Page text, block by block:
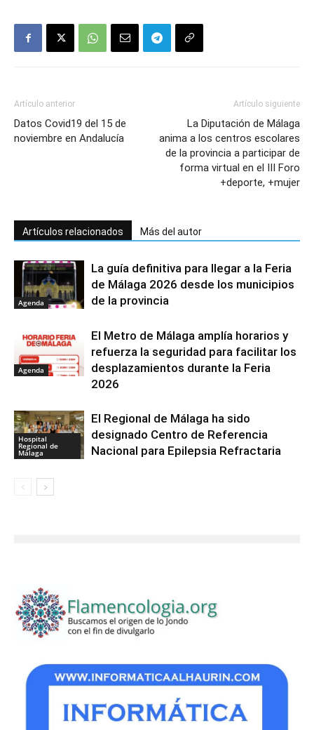
Artículo anterior
Datos Covid19 del 15 de
noviembre en Andalucía
Artículo siguiente
La Diputación de Málaga
anima a los centros escolares
de la provincia a participar de
forma virtual en el III Foro
+deporte, +mujer
Artículos relacionados Más del autor
Agenda
La guía definitiva para llegar a la Feria
de Málaga 2026 desde los municipios
de la provincia
Agenda
El Metro de Málaga amplía horarios y
refuerza la seguridad para facilitar los
desplazamientos durante la Feria
2026
Hospital
Regional de
Málaga
El Regional de Málaga ha sido
designado Centro de Referencia
Nacional para Epilepsia Refractaria